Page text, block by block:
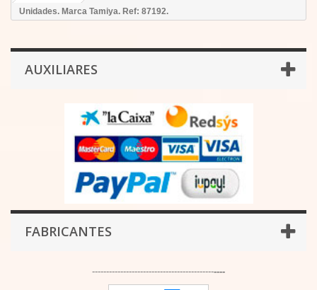
Unidades. Marca Tamiya. Ref: 87192.
AUXILIARES
FABRICANTES
-----------------------------------------------